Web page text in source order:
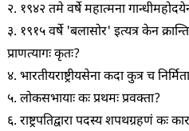
२. १९४२ तमे वर्षे महात्मना
३. १९१५ वर्षे 'बलासोर' इत्यत्र केन
प्राणत्यागः कृतः?
४. भारतीयराष्ट्रीयसेना कदा कुत्र च
५. लोकसभायाः कः प्रथमः प्रवक्ता?
६. राष्ट्रपतिद्वारा पदस्य शपथग्रहणं कः